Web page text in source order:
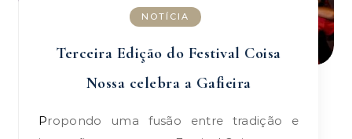
NOTÍCIA
Terceira Edição do Festival Coisa
Nossa celebra a Gafieira
Propondo uma fusão entre tradição e